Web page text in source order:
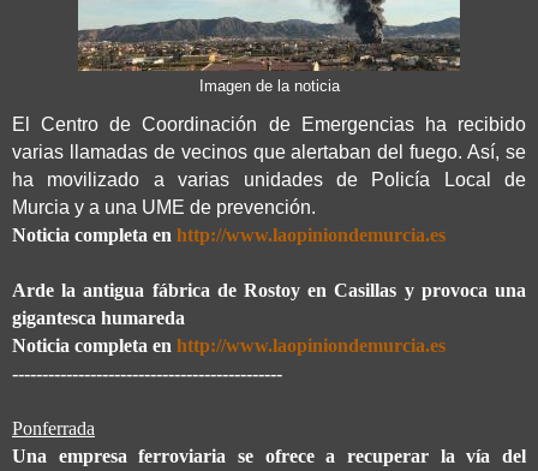
Imagen de la noticia
El Centro de Coordinación de Emergencias ha recibido
varias llamadas de vecinos que alertaban del fuego. Así, se
ha movilizado a varias unidades de
Policía Local de
Murcia y a una UME de prevención.
Noticia completa en http://www.laopiniondemurcia.es
Arde la antigua fábrica de Rostoy en Casillas y provoca una
gigantesca humareda
Noticia completa en http://www.laopiniondemurcia.es
---------------------------------------------
Ponferrada
Una empresa ferroviaria se ofrece a recuperar la vía del